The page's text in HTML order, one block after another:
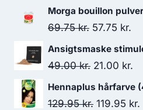
133.00 kr..
oprindelige
pris
99.00 kr..
Morga bouillon
69.75kr. Den
oprindelige
pris
var:
69.75 kr..
57.75 kr.
er:
Ansigtsmaske
49.00kr. Den
pris
21.00 kr.
pris
Hennaplus hårfarve
129.95kr. Den
119.95 kr.